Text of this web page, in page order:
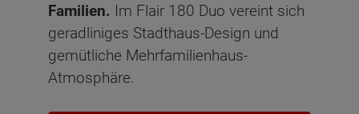
Familien. Im Flair 180 Duo vereint sich
geradliniges Stadthaus-Design und
gemütliche Mehrfamilienhaus-
Atmosphäre.